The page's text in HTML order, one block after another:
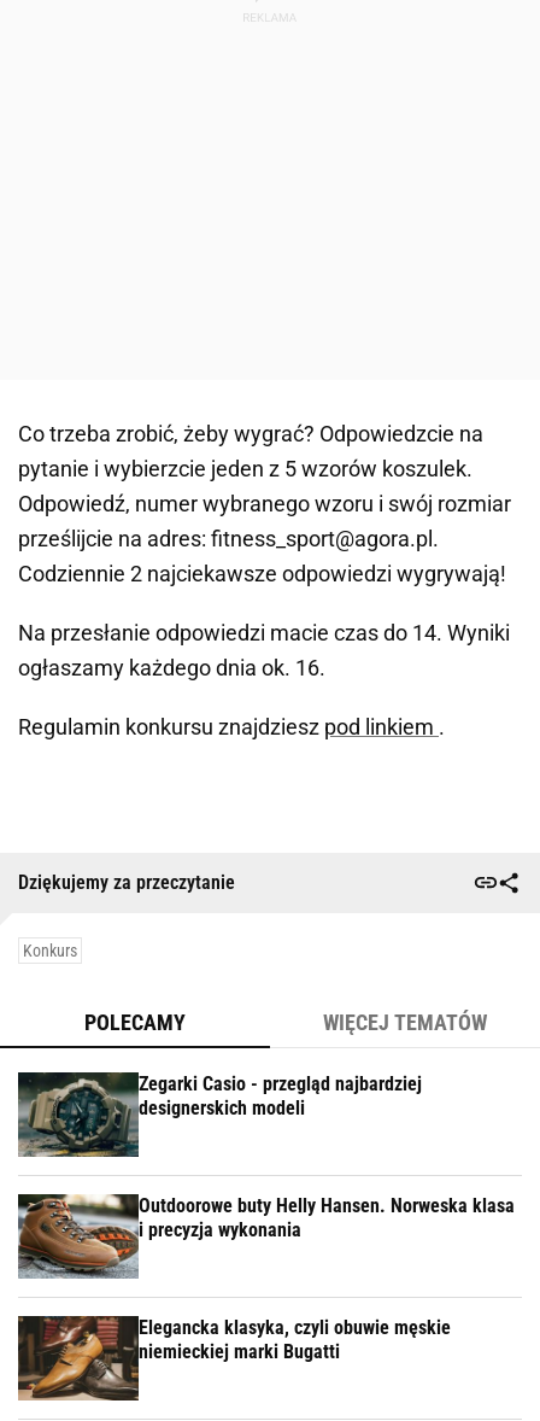
Co trzeba zrobić, żeby wygrać? Odpowiedzcie na
pytanie i wybierzcie jeden z 5 wzorów koszulek.
Odpowiedź, numer wybranego wzoru i swój rozmiar
prześlijcie na adres: fitness_sport@agora.pl.
Codziennie 2 najciekawsze odpowiedzi wygrywają!
Na przesłanie odpowiedzi macie czas do 14. Wyniki
ogłaszamy każdego dnia ok. 16.
Regulamin konkursu znajdziesz pod linkiem .
Dziękujemy za przeczytanie
Konkurs
POLECAMY WIĘCEJ TEMATÓW
Zegarki Casio - przegląd najbardziej
designerskich modeli
Outdoorowe buty Helly Hansen. Norweska klasa
i precyzja wykonania
Elegancka klasyka, czyli obuwie męskie
niemieckiej marki Bugatti